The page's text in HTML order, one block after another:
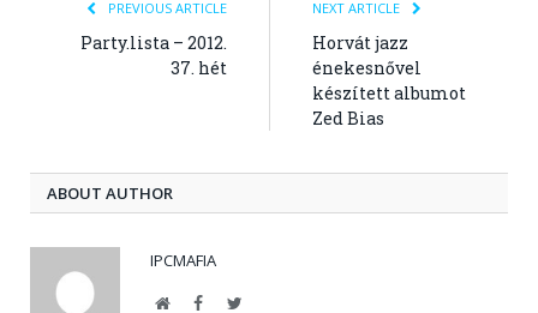
PREVIOUS ARTICLE
Party.lista – 2012.
37. hét
NEXT ARTICLE
Horvát jazz
énekesnővel
készített albumot
Zed Bias
ABOUT AUTHOR
IPCMAFIA
WebsiteFacebookTwitter